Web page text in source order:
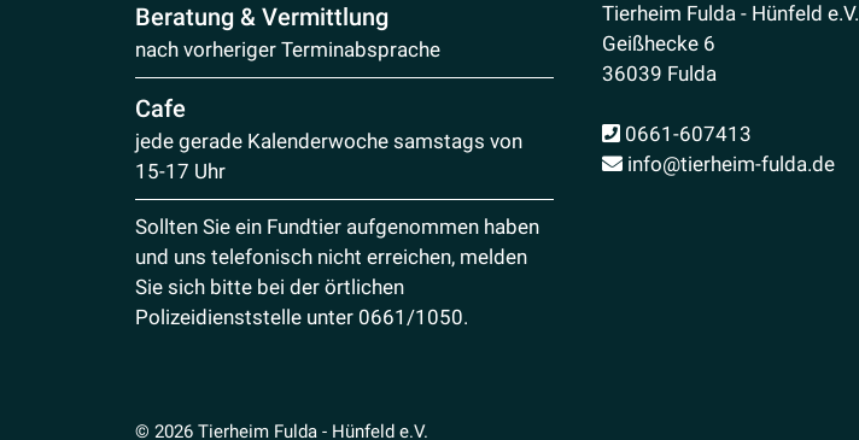
Beratung & Vermittlung
nach vorheriger Terminabsprache
Cafe
jede gerade Kalenderwoche samstags von
15-17 Uhr
Sollten Sie ein Fundtier aufgenommen haben
und uns telefonisch nicht erreichen, melden
Sie sich bitte bei der örtlichen
Polizeidienststelle unter 0661/1050.
Tierheim Fulda - Hünfeld e.V.
Geißhecke 6
36039 Fulda
0661-607413
info@tierheim-fulda.de
© 2026 Tierheim Fulda - Hünfeld e.V.